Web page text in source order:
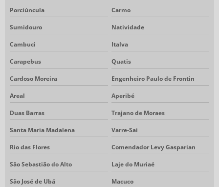
Porciúncula Carmo
Sumidouro Natividade
Cambuci Italva
Carapebus Quatis
Cardoso Moreira Engenheiro Paulo de Frontin
Areal Aperibé
Duas Barras Trajano de Moraes
Santa Maria Madalena Varre-Sai
Rio das Flores Comendador Levy Gasparian
São Sebastião do Alto Laje do Muriaé
São José de Ubá Macuco